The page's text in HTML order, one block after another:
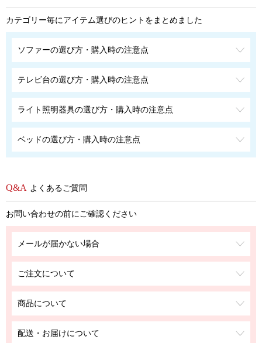
カテゴリー毎にアイテム選びのヒントをまとめました
ソファーの選び方・購入時の注意点
テレビ台の選び方・購入時の注意点
ライト照明器具の選び方・購入時の注意点
ベッドの選び方・購入時の注意点
よくあるご質問
お問い合わせの前にご確認ください
メールが届かない場合
ご注文について
商品について
配送・お届けについて